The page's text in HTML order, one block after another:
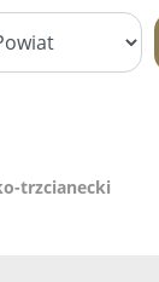
trzcianecki